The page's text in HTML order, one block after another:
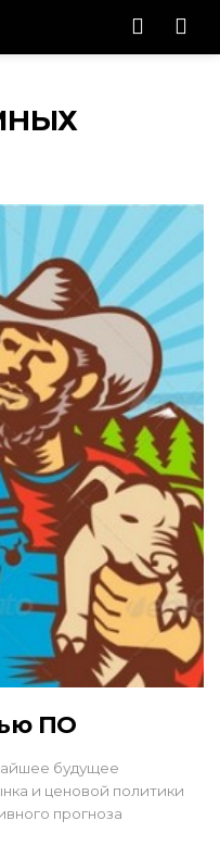
ПО
будущее
и ценовой политики
прогноза